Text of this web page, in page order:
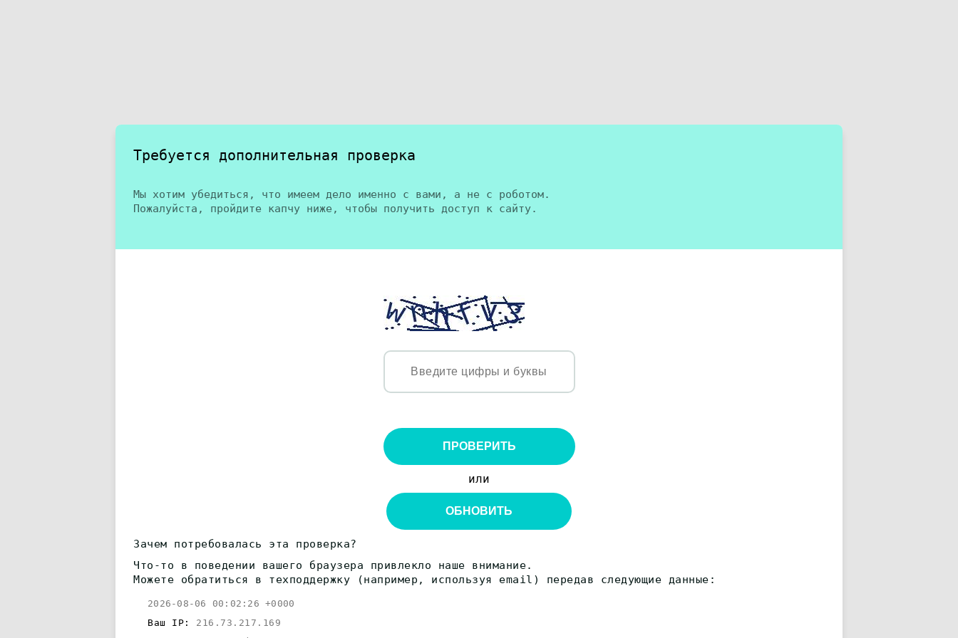
Требуется дополнительная проверка
Мы хотим убедиться, что имеем дело именно с вами, а не с роботом.
Пожалуйста, пройдите капчу ниже, чтобы получить доступ к сайту.
ПРОВЕРИТЬ
или
ОБНОВИТЬ
Зачем потребовалась эта проверка?
Что-то в поведении вашего браузера привлекло наше внимание.
Можете обратиться в техподдержку (например, используя email) передав следующие данные:
2026-08-06 00:02:26 +0000
Ваш IP: 216.73.217.169